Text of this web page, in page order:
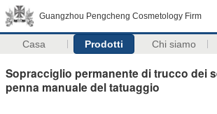
Guangzhou Pengcheng Cosmetology Firm
Casa Prodotti Chi siamo
Sopracciglio permanente di trucco dei
penna manuale del tatuaggio